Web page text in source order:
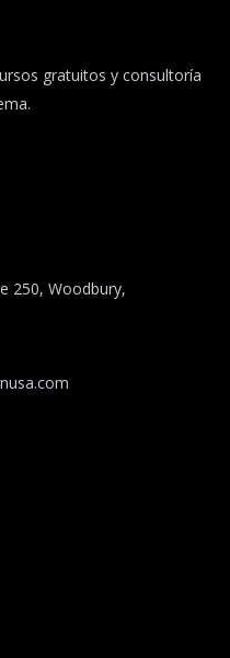
gratuitos y consultoría
250, Woodbury,